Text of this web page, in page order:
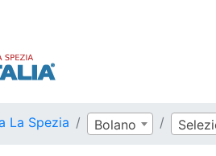
La Spezia Bolano